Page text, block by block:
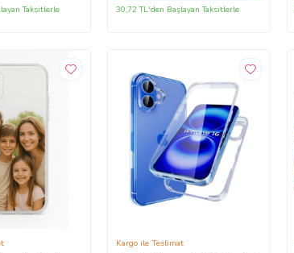
Taksitlerle 30,72 TL'den Başlayan Taksitlerle
Kargo ile Teslimat